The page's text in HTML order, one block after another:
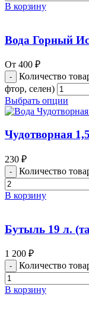
В корзину
Вода Горный
От 400 ₽
Количество
фтор, селен)
Выбрать опции
Чудотворная
230 ₽
Количество
В корзину
Бутыль 19 л.
1 200 ₽
Количество
В корзину